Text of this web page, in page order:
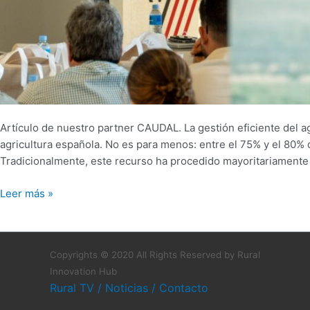
Artículo de nuestro partner CAUDAL. La gestión eficiente del
agricultura española. No es para menos: entre el 75% y el
Tradicionalmente, este recurso ha procedido
Leer más »
Copyrights © 2020 All Rights Reserved by Rural
Innovation Hub
Rural TV / Noticias / Contacto